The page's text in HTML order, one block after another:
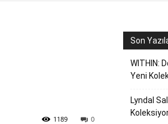
0
1189
Son
WITHIN:
Yeni
Lyndal